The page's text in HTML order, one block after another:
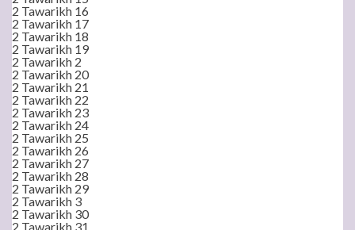
2 Tawarikh 16
2 Tawarikh 17
2 Tawarikh 18
2 Tawarikh 19
2 Tawarikh 2
2 Tawarikh 20
2 Tawarikh 21
2 Tawarikh 22
2 Tawarikh 23
2 Tawarikh 24
2 Tawarikh 25
2 Tawarikh 26
2 Tawarikh 27
2 Tawarikh 28
2 Tawarikh 29
2 Tawarikh 3
2 Tawarikh 30
2 Tawarikh 31